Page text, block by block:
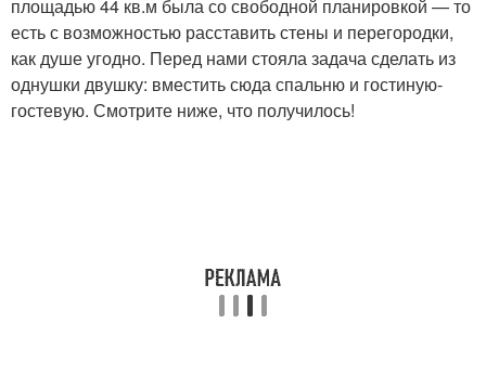
площадью 44 кв.м была со свободной планировкой — то
есть с возможностью расставить стены и перегородки,
как душе угодно. Перед нами стояла задача сделать из
однушки двушку: вместить сюда спальню и гостиную-
гостевую. Смотрите ниже, что получилось!